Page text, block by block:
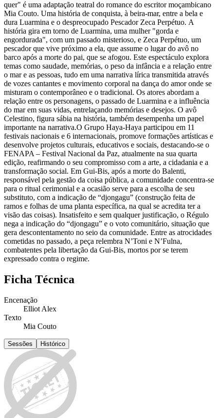
quer" é uma adaptação teatral do romance do escritor moçambicano
Mia Couto. Uma história de conquista, à beira-mar, entre a bela e
dura Luarmina e o despreocupado Pescador Zeca Perpétuo. A
história gira em torno de Luarmina, uma mulher "gorda e
engordurada", com um passado misterioso, e Zeca Perpétuo, um
pescador que vive próximo a ela, que assume o lugar do avô no
barco após a morte do pai, que se afogou. Este espectáculo explora
temas como saudade, memórias, o peso da infância e a relação entre
o mar e as pessoas, tudo em uma narrativa lírica transmitida através
de vozes cantantes e movimento corporal na dança do amor onde se
misturam o contemporâneo e o tradicional. Os atores abordam a
relação entre os personagens, o passado de Luarmina e a influência
do mar em suas vidas, entrelaçando memórias e desejos. O avô
Celestino, figura sábia na história, também desempenha um papel
importante na narrativa.O Grupo Haya-Haya participou em 11
festivais nacionais e 6 internacionais, promove formações artísticas e
desenvolve projetos culturais, educativos e sociais, destacando-se o
FENAPA – Festival Nacional da Paz, atualmente na sua quarta
edição, reafirmando o seu compromisso com a arte, a cidadania e a
transformação social. Em Gui-Bis, após a morte do Balenti,
responsável pela gestão da coisa pública, a comunidade concentra-se
para o ritual cerimonial e a ocasião serve para a escolha de seu
substituto, com a indicação de “djongagu” (construção feita de
ramos e folhas de uma planta específica, na qual se acredita ter a
visão das coisas). Insatisfeito e sem qualquer justificação, o Régulo
nega a indicação do “djongagu” e o voto comunitário, situação que
gera descontentamento no seio da comunidade. Entre as atrocidades
cometidas no passado, a peça relembra N’Toni e N’Fulna,
combatentes pela libertação da Gui-Bis, mortos por se terem
expressado contra o regime.
Ficha Técnica
Encenação
Elliot Alex
Texto
Mia Couto
Sessões Histórico